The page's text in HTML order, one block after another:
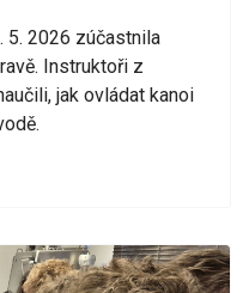
5. 2026 zúčastnila
Instruktoři z
jak ovládat kanoi